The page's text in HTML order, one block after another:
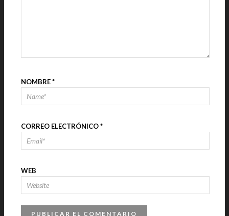
NOMBRE*
CORREO ELECTRÓNICO*
WEB